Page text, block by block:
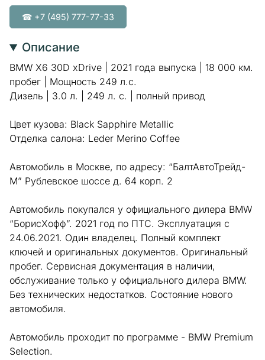
☎ +7 (495) 777-77-33
Описание
BMW X6 30D xDrive | 2021 года выпуска | 18 000 км.
пробег | Мощность 249 л.с.
Дизель | 3.0 л. | 249 л. с. | полный привод
Цвет кузова: Black Sapphire Metallic
Отделка салона: Leder Merino Coffee
Автомобиль в Москве, по адресу: “БалтАвтоТрейд-
М” Рублевское шоссе д. 64 корп. 2
Автомобиль покупался у официального дилера BMW
“БорисХофф”. 2021 год по ПТС. Эксплуатация с
24.06.2021. Один владелец. Полный комплект
ключей и оригинальных документов. Оригинальный
пробег. Сервисная документация в наличии,
обслуживание только у официального дилера BMW.
Без технических недостатков. Состояние нового
автомобиля.
Автомобиль проходит по программе - BMW Premium
Selection.